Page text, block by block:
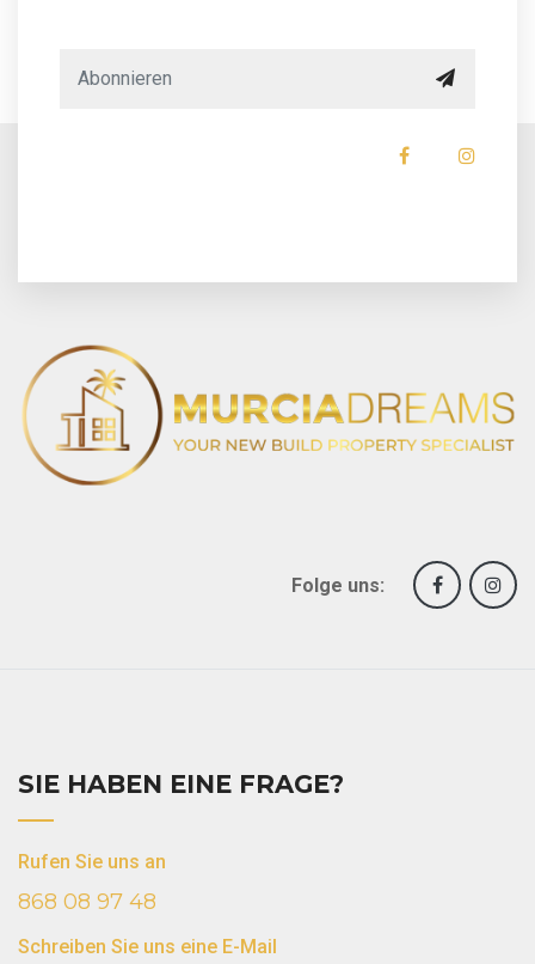
Folge uns:
SIE HABEN EINE FRAGE?
Rufen Sie uns an
868 08 97 48
Schreiben Sie uns eine E-Mail